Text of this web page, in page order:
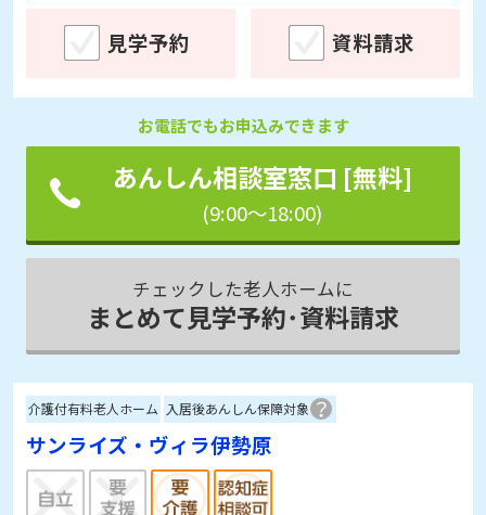
見学予約 資料請求
お電話でもお申込みできます
あんしん相談室窓口 [無料]
(9:00～18:00)
チェックした老人ホームに
まとめて見学予約･資料請求
介護付有料老人ホーム 入居後あんしん保障対象
サンライズ・ヴィラ伊勢原